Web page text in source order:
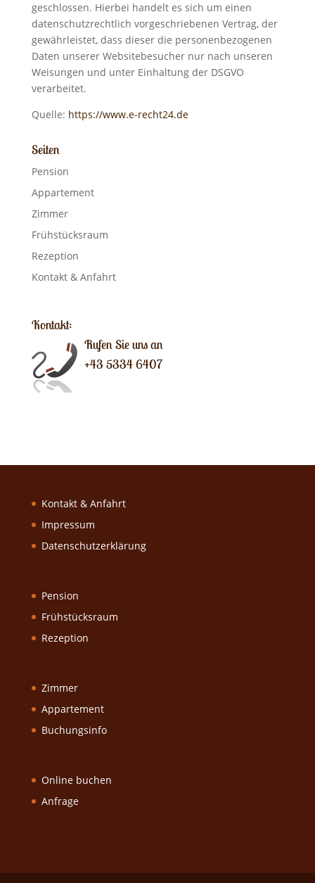
geschlossen. Hierbei handelt es sich um einen
datenschutzrechtlich vorgeschriebenen Vertrag, der
gewährleistet, dass dieser die personenbezogenen
Daten unserer Websitebesucher nur nach unseren
Weisungen und unter Einhaltung der DSGVO
verarbeitet.
Quelle: https://www.e-recht24.de
Seiten
Pension
Appartement
Zimmer
Frühstücksraum
Rezeption
Kontakt & Anfahrt
Kontakt:
Rufen Sie uns an
+43 5334 6407
Kontakt & Anfahrt
Impressum
Datenschutzerklärung
Pension
Frühstücksraum
Rezeption
Zimmer
Appartement
Buchungsinfo
Online buchen
Anfrage